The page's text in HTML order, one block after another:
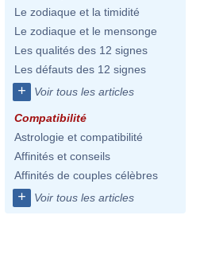
Le zodiaque et la timidité
Le zodiaque et le mensonge
Les qualités des 12 signes
Les défauts des 12 signes
+ Voir tous les articles
Compatibilité
Astrologie et compatibilité
Affinités et conseils
Affinités de couples célèbres
+ Voir tous les articles